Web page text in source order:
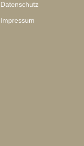
Datenschutz
Impressum